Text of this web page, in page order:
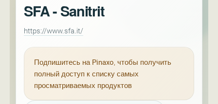
SFA - Sanitrit
https://www.sfa.it/
Подпишитесь на Pinaxo, чтобы получить
полный доступ к списку самых
просматриваемых продуктов